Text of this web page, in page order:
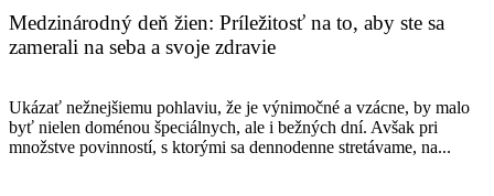
Medzinárodný deň žien: Príležitosť na to, aby ste sa
zamerali na seba a svoje zdravie
Ukázať nežnejšiemu pohlaviu, že je výnimočné a vzácne, by malo
byť nielen doménou špeciálnych, ale i bežných dní. Avšak pri
množstve povinností, s ktorými sa dennodenne stretávame, na...